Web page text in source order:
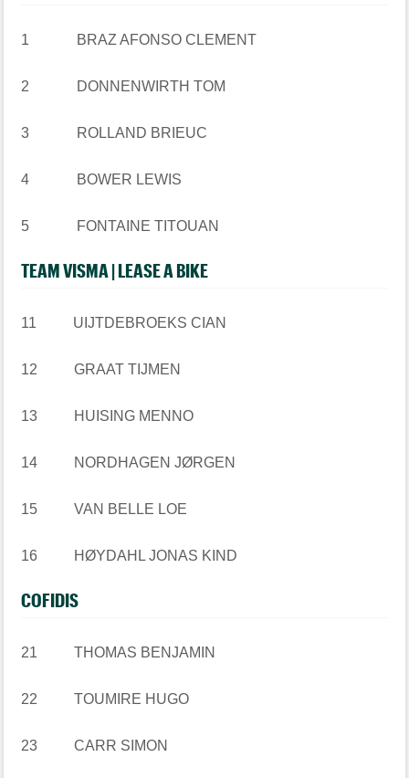
1 BRAZ AFONSO CLEMENT
2 DONNENWIRTH TOM
3 ROLLAND BRIEUC
4 BOWER LEWIS
5 FONTAINE TITOUAN
TEAM VISMA | LEASE A BIKE
11 UIJTDEBROEKS CIAN
12 GRAAT TIJMEN
13 HUISING MENNO
14 NORDHAGEN JØRGEN
15 VAN BELLE LOE
16 HØYDAHL JONAS KIND
COFIDIS
21 THOMAS BENJAMIN
22 TOUMIRE HUGO
23 CARR SIMON